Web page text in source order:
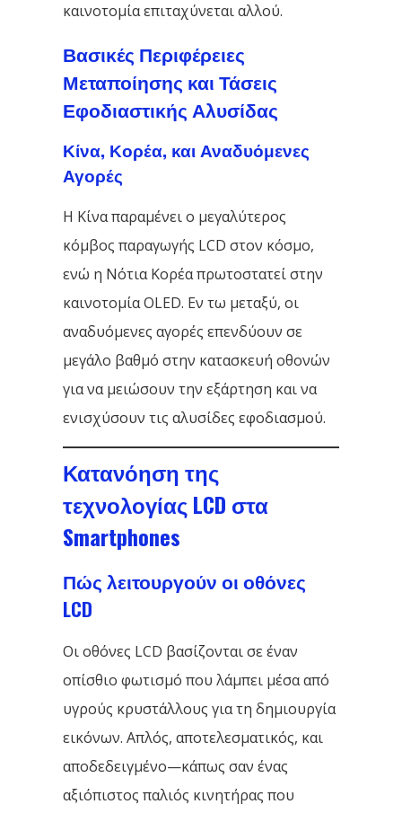
καινοτομία επιταχύνεται αλλού.
Βασικές Περιφέρειες
Μεταποίησης και Τάσεις
Εφοδιαστικής Αλυσίδας
Κίνα, Κορέα, και Αναδυόμενες
Αγορές
Η Κίνα παραμένει ο μεγαλύτερος
κόμβος παραγωγής LCD στον κόσμο,
ενώ η Νότια Κορέα πρωτοστατεί στην
καινοτομία OLED. Εν τω μεταξύ, οι
αναδυόμενες αγορές επενδύουν σε
μεγάλο βαθμό στην κατασκευή οθονών
για να μειώσουν την εξάρτηση και να
ενισχύσουν τις αλυσίδες εφοδιασμού.
Κατανόηση της
τεχνολογίας LCD στα
Smartphones
Πώς λειτουργούν οι οθόνες
LCD
Οι οθόνες LCD βασίζονται σε έναν
οπίσθιο φωτισμό που λάμπει μέσα από
υγρούς κρυστάλλους για τη δημιουργία
εικόνων. Απλός, αποτελεσματικός, και
αποδεδειγμένο—κάπως σαν ένας
αξιόπιστος παλιός κινητήρας που